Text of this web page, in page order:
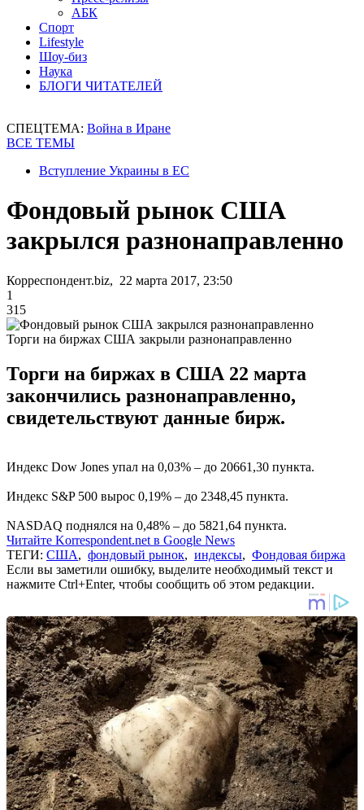
АБК
Спорт
Lifestyle
Шоу-биз
Наука
БЛОГИ ЧИТАТЕЛЕЙ
СПЕЦТЕМА: Война в Иране
ВСЕ ТЕМЫ
Вступление Украины в ЕС
Фондовый рынок США
закрылся разнонаправленно
Корреспондент.biz, 22 марта 2017, 23:50
1
315
Торги на биржах США закрыли разнонаправленно
Торги на биржах в США 22 марта
закончились разнонаправленно,
свидетельствуют данные бирж.
Индекс Dow Jones упал на 0,03% – до 20661,30 пункта.
Индекс S&P 500 вырос 0,19% – до 2348,45 пункта.
NASDAQ поднялся на 0,48% – до 5821,64 пункта.
Читайте Korrespondent.net в Google News
ТЕГИ: США, фондовый рынок, индексы, Фондовая биржа
Если вы заметили ошибку, выделите необходимый текст и
нажмите Ctrl+Enter, чтобы сообщить об этом редакции.